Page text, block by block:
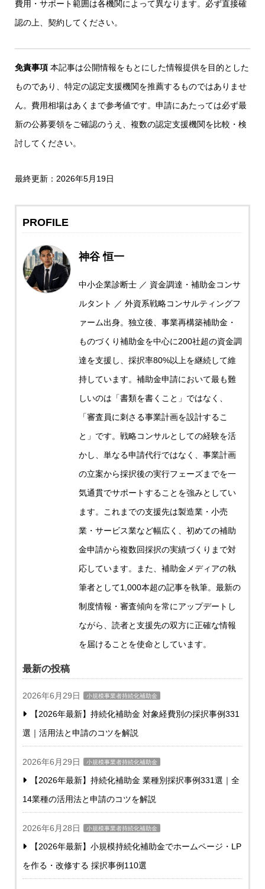
費用・サポート範囲は各機関によって異なります。必ず直接確
認の上、契約してください。
免責事項 本記事は公開情報をもとにした情報提供を目的とした
ものであり、特定の認定支援機関を推薦するものではありませ
ん。費用相場はあくまで参考値です。申請にあたっては必ず最
新の公募要領をご確認のうえ、複数の認定支援機関を比較・検
討してください。
最終更新：2026年5月19日
PROFILE
神谷 恒一
中小企業診断士 ／ 資金調達・補助金コンサ
ルタント ／ 外資系戦略コンサルティングフ
ァーム出身。独立後、事業再構築補助金・
ものづくり補助金を中心に200社超の資金調
達を支援し、採択率80%以上を継続して維
持しています。補助金申請において最も難
しいのは「書類を書くこと」ではなく、
「審査員に刺さる事業計画を設計するこ
と」です。戦略コンサルとしての経験を活
かし、単なる申請代行ではなく、事業計画
の立案から採択後の実行フェーズまでを一
気通貫でサポートすることを強みとしてい
ます。これまでの支援先は製造業・小売
業・サービス業など幅広く、初めての補助
金申請から複数回採択の実績づくりまで対
応しています。また、補助金メディアの執
筆者として1,000本超の記事を執筆。最新の
制度情報・審査傾向を常にアップデートし
ながら、読者と支援先の双方に正確な情報
を届けることを使命としています。
最新の投稿
2026年6月29日 小規模事業者持続化補助金
【2026年最新】持続化補助金 対象経費別の採択事例331
選｜活用法と申請のコツを解説
2026年6月29日 小規模事業者持続化補助金
【2026年最新】持続化補助金 業種別採択事例331選｜全
14業種の活用法と申請のコツを解説
2026年6月28日 小規模事業者持続化補助金
【2026年最新】小規模持続化補助金でホームページ・LP
を作る・改修する 採択事例110選